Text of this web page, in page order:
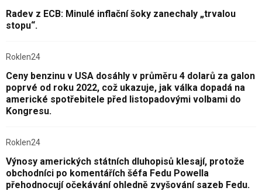
Radev z ECB: Minulé inflační šoky zanechaly „trvalou
stopu“.
Roklen24
Ceny benzinu v USA dosáhly v průměru 4 dolarů za galon
poprvé od roku 2022, což ukazuje, jak válka dopadá na
americké spotřebitele před listopadovými volbami do
Kongresu.
Roklen24
Výnosy amerických státních dluhopisů klesají, protože
obchodníci po komentářích šéfa Fedu Powella
přehodnocují očekávání ohledně zvyšování sazeb Fedu.